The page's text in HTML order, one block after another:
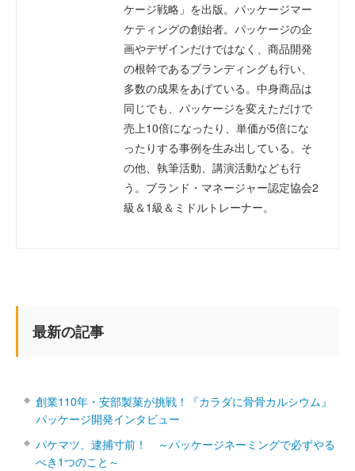
ケージ戦略」を出版。パッケージマー
ケティングの創始者。パッケージの企
画やデザインだけではなく、商品開発
の根幹であるブランディングも行い、
多数の成果をあげている。中身商品は
同じでも、パッケージを変えただけで
売上10倍になったり、単価が5倍にな
ったりする事例を生み出している。そ
の他、執筆活動、講演活動なども行
う。ブランド・マネージャー認定協会2
級＆1級＆ミドルトレーナー。
最新の記事
創業110年・安部製菓が挑戦！『カラダに骨骨カルシウム』
パッケージ開発インタビュー
パケマツ、逮捕寸前！ ～パッケージネーミングで必ずやる
べき1つのこと～